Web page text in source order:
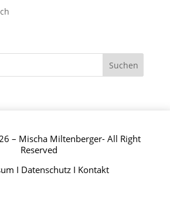
– Mischa Miltenberger- All Right
Reserved
I Datenschutz I Kontakt